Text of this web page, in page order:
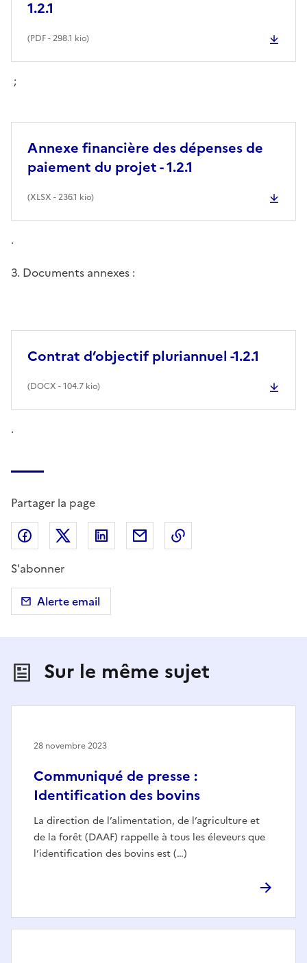
1.2.1
(PDF- 298.1 kio)
;
Annexe financière des dépenses de
paiement du projet - 1.2.1
(XLSX - 236.1 kio)
.
3. Documents annexes :
Contrat d’objectif pluriannuel -1.2.1
(DOCX - 104.7 kio)
.
Partager la page
Partager sur Facebook
Partager sur X (anciennement Twitter)
Partager sur LinkedIn
Partager par email
S'abonner
Alerte email
Sur le même sujet
Communiqué de presse :
Identification des bovins
La direction de l’alimentation, de l’agriculture et
de la forêt (DAAF) rappelle à tous les éleveurs que
l’identification des bovins est (…)
28 novembre 2023